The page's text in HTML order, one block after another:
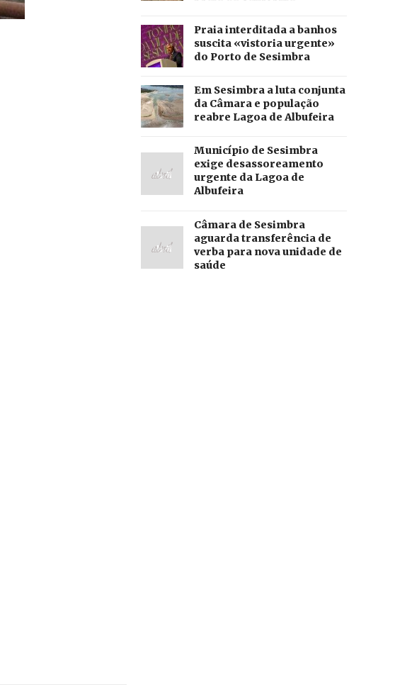
Praia interditada a banhos
suscita «vistoria urgente»
do Porto de Sesimbra
Em Sesimbra a luta conjunta
da Câmara e população
reabre Lagoa de Albufeira
Município de Sesimbra
exige desassoreamento
urgente da Lagoa de
Albufeira
Câmara de Sesimbra
aguarda transferência de
verba para nova unidade de
saúde